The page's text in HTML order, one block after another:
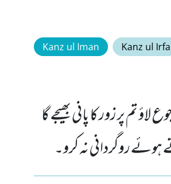
Kanz ul Iman Kanz ul
پر زور کا پانی بھیجے گا
روگردانی نہ کرو۔